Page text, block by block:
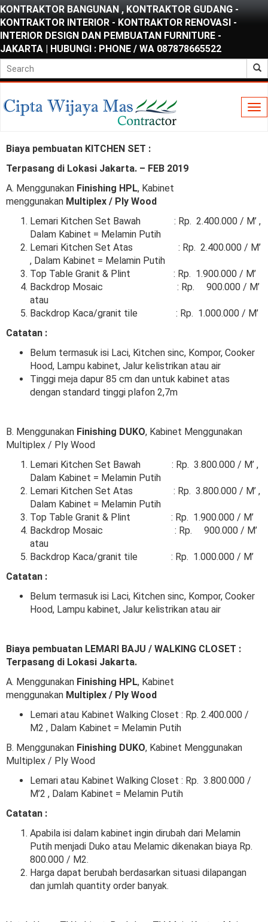
KONTRAKTOR BANGUNAN , KONTRAKTOR GUDANG -
KONTRAKTOR INTERIOR - KONTRAKTOR RENOVASI -
INTERIOR DESIGN DAN PEMBUATAN FURNITURE -
JAKARTA | HUBUNGI : PHONE / WA 087878665522
Biaya pembuatan KITCHEN SET :
Terpasang di Lokasi Jakarta. – FEB 2019
A. Menggunakan Finishing HPL, Kabinet
menggunakan Multiplex / Ply Wood
Lemari Kitchen Set Bawah : Rp. 2.400.000 / M’ ,
Dalam Kabinet = Melamin Putih
Lemari Kitchen Set Atas : Rp. 2.400.000 / M’
, Dalam Kabinet = Melamin Putih
Top Table Granit & Plint : Rp. 1.900.000 / M’
Backdrop Mosaic : Rp. 900.000 / M’
atau
Backdrop Kaca/granit tile : Rp. 1.000.000 / M’
Catatan :
Belum termasuk isi Laci, Kitchen sinc, Kompor, Cooker
Hood, Lampu kabinet, Jalur kelistrikan atau air
Tinggi meja dapur 85 cm dan untuk kabinet atas
dengan standard tinggi plafon 2,7m
B. Menggunakan Finishing DUKO, Kabinet Menggunakan
Multiplex / Ply Wood
Lemari Kitchen Set Bawah : Rp. 3.800.000 / M’ ,
Dalam Kabinet = Melamin Putih
Lemari Kitchen Set Atas : Rp. 3.800.000 / M’ ,
Dalam Kabinet = Melamin Putih
Top Table Granit & Plint : Rp. 1.900.000 / M’
Backdrop Mosaic : Rp. 900.000 / M’
atau
Backdrop Kaca/granit tile : Rp. 1.000.000 / M’
Catatan :
Belum termasuk isi Laci, Kitchen sinc, Kompor, Cooker
Hood, Lampu kabinet, Jalur kelistrikan atau air
Biaya pembuatan LEMARI BAJU / WALKING CLOSET :
Terpasang di Lokasi Jakarta.
A. Menggunakan Finishing HPL, Kabinet
menggunakan Multiplex / Ply Wood
Lemari atau Kabinet Walking Closet : Rp. 2.400.000 /
M2 , Dalam Kabinet = Melamin Putih
B. Menggunakan Finishing DUKO, Kabinet Menggunakan
Multiplex / Ply Wood
Lemari atau Kabinet Walking Closet : Rp. 3.800.000 /
M’2 , Dalam Kabinet = Melamin Putih
Catatan :
Apabila isi dalam kabinet ingin dirubah dari Melamin
Putih menjadi Duko atau Melamic dikenakan biaya Rp.
800.000 / M2.
Harga dapat berubah berdasarkan situasi dilapangan
dan jumlah quantity order banyak.